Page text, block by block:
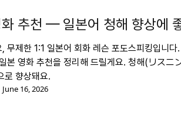
추천 — 일본어 청해 향상에
, 무제한 1:1 일본어 회화 레슨 포도스피킹입니다
본 영화 추천을 정리해 드릴게요. 청해(リスニ
로 향상돼요.
June 16, 2026